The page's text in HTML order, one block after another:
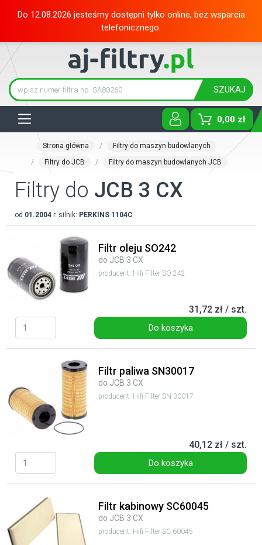
Do 12.08.2026 jesteśmy dostępni tylko online, bez wsparcia
telefonicznego.
SZUKAJ
0,00 zł
Strona główna
Filtry do maszyn budowlanych
Filtry do JCB
Filtry do maszyn budowlanych JCB
Filtry do JCB 3 CX
od 01.2004 r. silnik: PERKINS 1104C
Filtr oleju SO242
do JCB 3 CX
producent: Hifi Filter SO 242
31,72 zł / szt.
Do koszyka
Filtr paliwa SN30017
do JCB 3 CX
producent: Hifi Filter SN 30017
40,12 zł / szt.
Do koszyka
Filtr kabinowy SC60045
do JCB 3 CX
producent: Hifi Filter SC 60045